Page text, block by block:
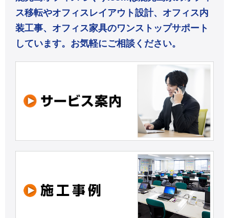
ス移転やオフィスレイアウト設計、オフィス内
装工事、オフィス家具のワンストップサポート
しています。お気軽にご相談ください。